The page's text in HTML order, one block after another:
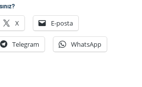
X E-posta
Telegram WhatsApp